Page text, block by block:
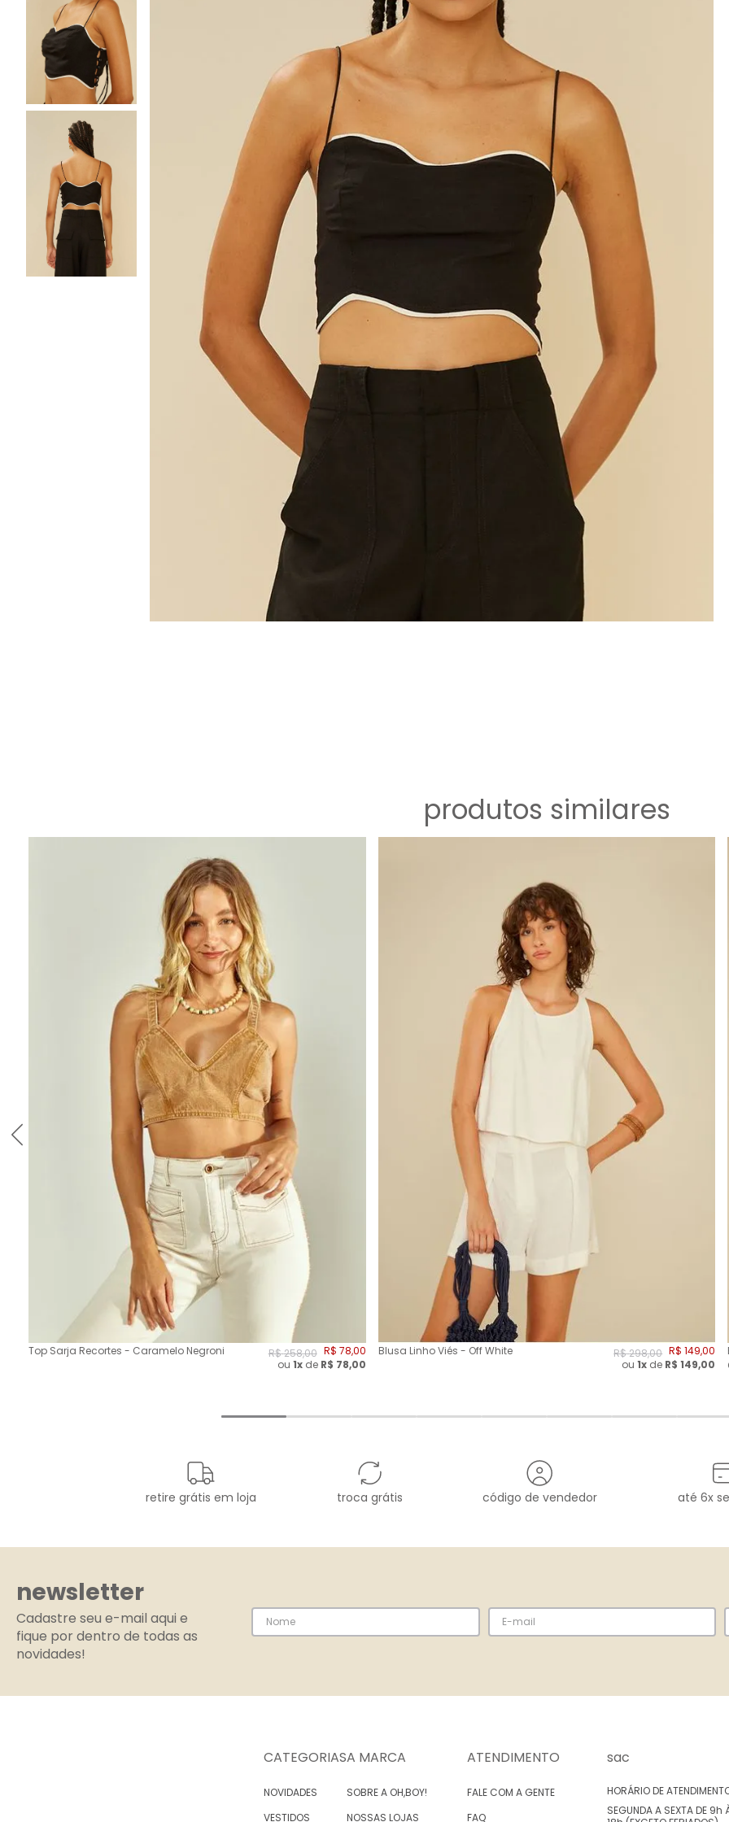
produtos similares
Top Sarja Recortes - Caramelo Negroni R$258,00 R$ 78,00
ou 1xde R$ 78,00
Blusa Linho Viés - Off White R$298,00 R$ 149,00
ou1x de R$149,00
retire grátis em loja troca grátis código de vendedor até 6x
newsletter
Cadastre seu e-mail aqui e
fique por dentro de todas as
novidades!
CATEGORIAS
NOVIDADES
VESTIDOS
A MARCA
SOBRE A OH,BOY!
NOSSAS LOJAS
ATENDIMENTO
FALE COM A GENTE
FAQ
sac
HORÁRIO DE
SEGUNDA A SEXTA DE 9h